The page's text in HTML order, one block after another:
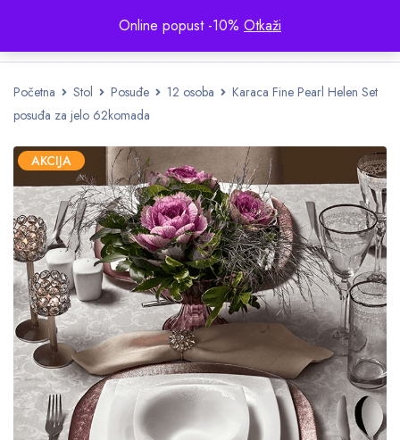
Online popust -10% Otkaži
Početna Stol Posuđe 12 osoba
Karaca Fine Pearl Helen Set
posuđa za jelo 62komada
AKCIJA